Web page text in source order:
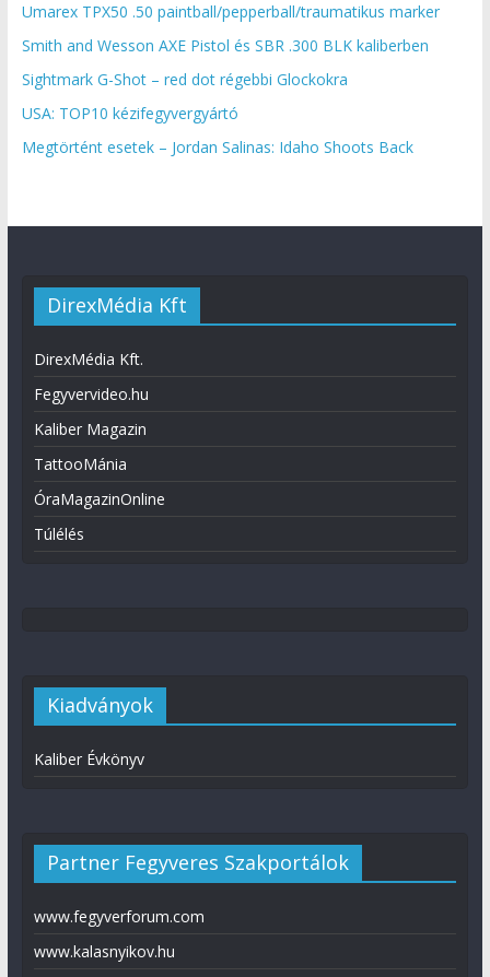
Umarex TPX50 .50 paintball/pepperball/traumatikus marker
Smith and Wesson AXE Pistol és SBR .300 BLK kaliberben
Sightmark G-Shot – red dot régebbi Glockokra
USA: TOP10 kézifegyvergyártó
Megtörtént esetek – Jordan Salinas: Idaho Shoots Back
DirexMédia Kft
DirexMédia Kft.
Fegyvervideo.hu
Kaliber Magazin
TattooMánia
ÓraMagazinOnline
Túlélés
Kiadványok
Kaliber Évkönyv
Partner Fegyveres Szakportálok
www.fegyverforum.com
www.kalasnyikov.hu